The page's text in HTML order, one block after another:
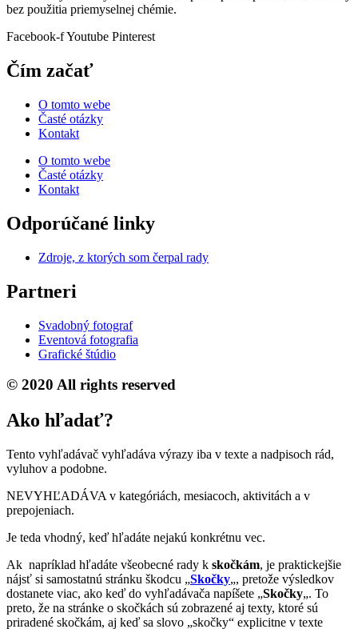
bez použitia priemyselnej chémie.
Facebook-fYoutube Pinterest
Čím začať
O tomto webe
Časté otázky
Kontakt
O tomto webe
Časté otázky
Kontakt
Odporúčané linky
Zdroje, z ktorých som čerpal rady
Partneri
Svadobný fotograf
Eventová fotografia
Grafické štúdio
© 2020 All rights reserved
Ako hľadať?
Tento vyhľadávač vyhľadáva výrazy iba v texte a nadpisoch rád,
vyluhov a podobne.
NEVYHĽADÁVA v kategóriách, mesiacoch, aktivitách a v
prepojeniach.
Je teda vhodný, keď hľadáte nejakú konkrétnu vec.
Ak napríklad hľadáte všeobecné rady k skočkám, je praktickejšie
nájsť si samostatnú stránku škodcu „Skočky„, pretože výsledkov
dostanete viac, ako keď do vyhľadávača napíšete „Skočky„. To
preto, že na stránke o skočkách sú zobrazené aj texty, ktoré sú
priradené skočkám, aj keď sa slovo „skočky“ explicitne v texte